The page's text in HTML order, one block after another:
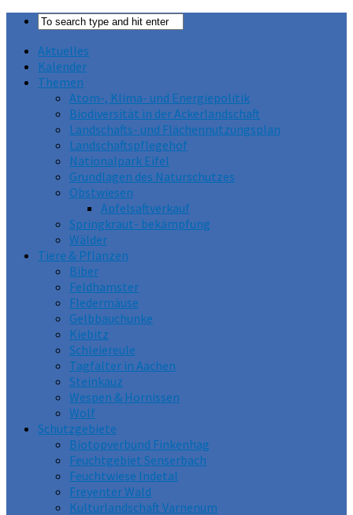
Aktuelles
Kalender
Themen
Atom-, Klima- und Energiepolitik
Biodiversität in der Ackerlandschaft
Landschafts- und Flächennutzungsplan
Landschaftspflegehof
Nationalpark Eifel
Grundlagen des Naturschutzes
Obstwiesen
Apfelsaftverkauf
Springkraut- bekämpfung
Wälder
Tiere & Pflanzen
Biber
Feldhamster
Fledermäuse
Gelbbauchunke
Kiebitz
Schleiereule
Tagfalter in Aachen
Steinkauz
Wespen & Hornissen
Wolf
Schutzgebiete
Biotopverbund Finkenhag
Feuchtgebiet Senserbach
Feuchtwiese Indetal
Freyenter Wald
Kulturlandschaft Varnenum